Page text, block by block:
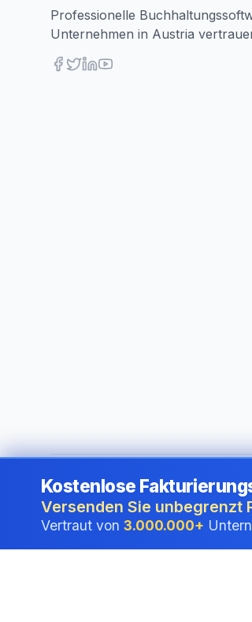
Professionelle
Unternehmen in Austria
©2026i24 Limited. All rights reserved.
Kostenlose
Versenden Sie unbegrenzt
Vertraut von 3.000.000+